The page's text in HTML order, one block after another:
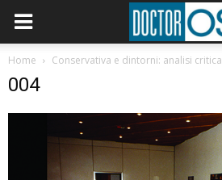
Home Conservativa e dintorni: analisi critica
004